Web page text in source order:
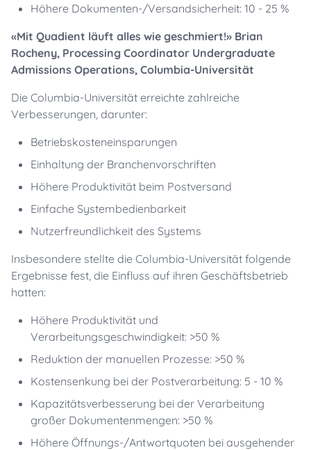
Höhere Dokumenten-/Versandsicherheit: 10 - 25 %
«Mit Quadient läuft alles wie geschmiert!» Brian
Rocheny, Processing Coordinator Undergraduate
Admissions Operations, Columbia-Universität
Die Columbia-Universität erreichte zahlreiche
Verbesserungen, darunter:
Betriebskosteneinsparungen
Einhaltung der Branchenvorschriften
Höhere Produktivität beim Postversand
Einfache Systembedienbarkeit
Nutzerfreundlichkeit des Systems
Insbesondere stellte die Columbia-Universität folgende
Ergebnisse fest, die Einfluss auf ihren Geschäftsbetrieb
hatten:
Höhere Produktivität und
Verarbeitungsgeschwindigkeit: >50 %
Reduktion der manuellen Prozesse: >50 %
Kostensenkung bei der Postverarbeitung: 5 - 10 %
Kapazitätsverbesserung bei der Verarbeitung
großer Dokumentenmengen: >50 %
Höhere Öffnungs-/Antwortquoten bei ausgehender